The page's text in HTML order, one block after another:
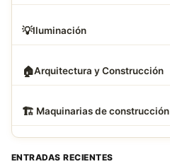
💡Iluminación
🏠Arquitectura y Construcción
🏗 ️ Maquinarias de construcción
ENTRADAS RECIENTES